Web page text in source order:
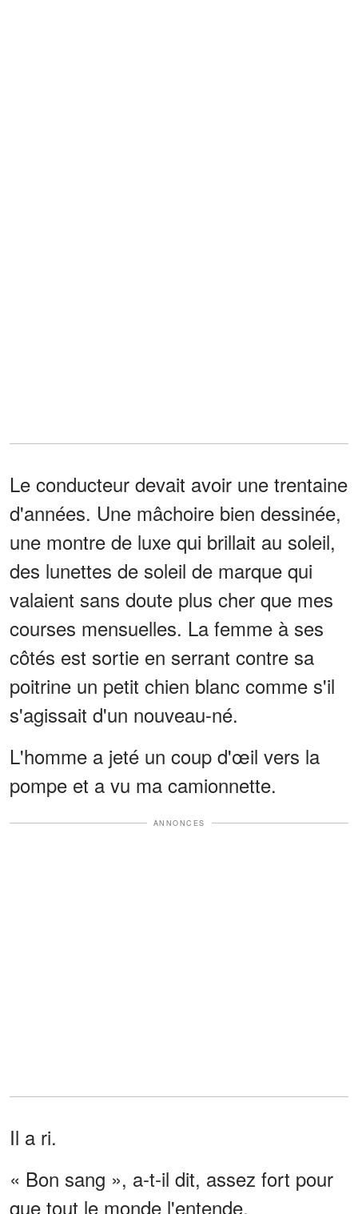
Le conducteur devait avoir une trentaine
d'années. Une mâchoire bien dessinée,
une montre de luxe qui brillait au soleil,
des lunettes de soleil de marque qui
valaient sans doute plus cher que mes
courses mensuelles. La femme à ses
côtés est sortie en serrant contre sa
poitrine un petit chien blanc comme s'il
s'agissait d'un nouveau-né.
L'homme a jeté un coup d'œil vers la
pompe et a vu ma camionnette.
ANNONCES
Il a ri.
« Bon sang », a-t-il dit, assez fort pour
que tout le monde l'entende.